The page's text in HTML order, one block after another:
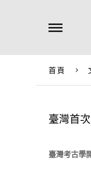
首頁
臺灣首
臺灣考古學